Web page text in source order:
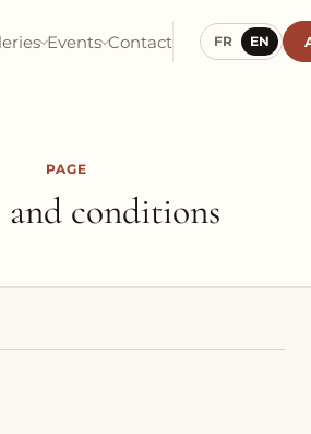
Events Contact FR EN
PAGE
and conditions